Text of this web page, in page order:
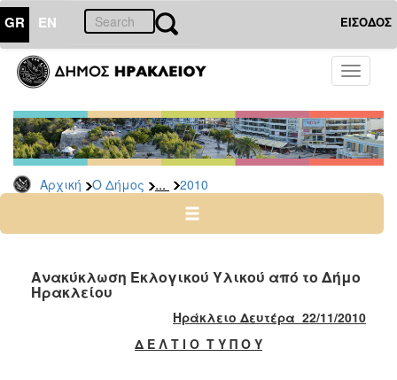
GR EN ΕΙΣΟΔΟΣ
Toggle
Αρχική Ο Δήμος ... 2010
ΔΗΜΟΣ
Δελτία
Τύπου
Αρχείο
2026
2024
2022
Ανακύκλωση Εκλογικού Υλικού από το Δήμο
Ηρακλείου
Ηράκλειο Δευτέρα 22/11/2010
Δ Ε Λ Τ Ι Ο Τ Υ Π Ο Υ